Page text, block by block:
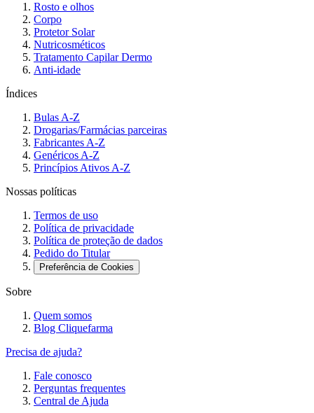
Rosto e olhos
Corpo
Protetor Solar
Nutricosméticos
Tratamento Capilar Dermo
Anti-idade
Índices
Bulas A-Z
Drogarias/Farmácias parceiras
Fabricantes A-Z
Genéricos A-Z
Princípios Ativos A-Z
Nossas políticas
Termos de uso
Política de privacidade
Política de proteção de dados
Pedido do Titular
Preferência de Cookies
Sobre
Quem somos
Blog Cliquefarma
Precisa de ajuda?
Fale conosco
Perguntas frequentes
Central de Ajuda